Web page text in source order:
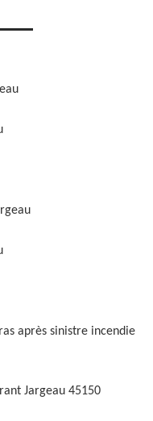
après sinistre incendie
Jargeau 45150